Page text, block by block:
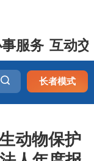
服务 互动
长者模式
动物保护